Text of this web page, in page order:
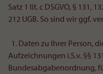
Satz 1 lit. c DSGVO, § 131,
212 UGB. So sind wir ggf.
1. Daten zu Ihrer Person,
Aufzeichnungen i.S.v. §§
Bundesabgabenordnung,